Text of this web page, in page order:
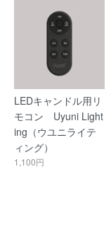
LEDキャンドル用リ
モコン Uyuni Light
ing（ウユニライテ
ィング）
1,100円